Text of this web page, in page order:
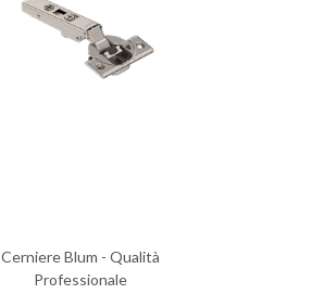
Cerniere Blum - Qualità
Professionale